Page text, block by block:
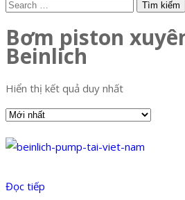
Bơm piston
Beinlich
Hiển thị kết quả duy nhất
Đọc tiếp